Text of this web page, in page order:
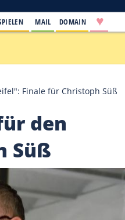
für den Zweifel": Finale
für
Süß